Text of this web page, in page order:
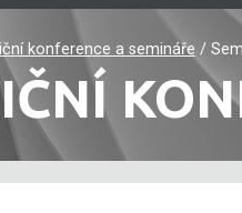
konference a semináře /